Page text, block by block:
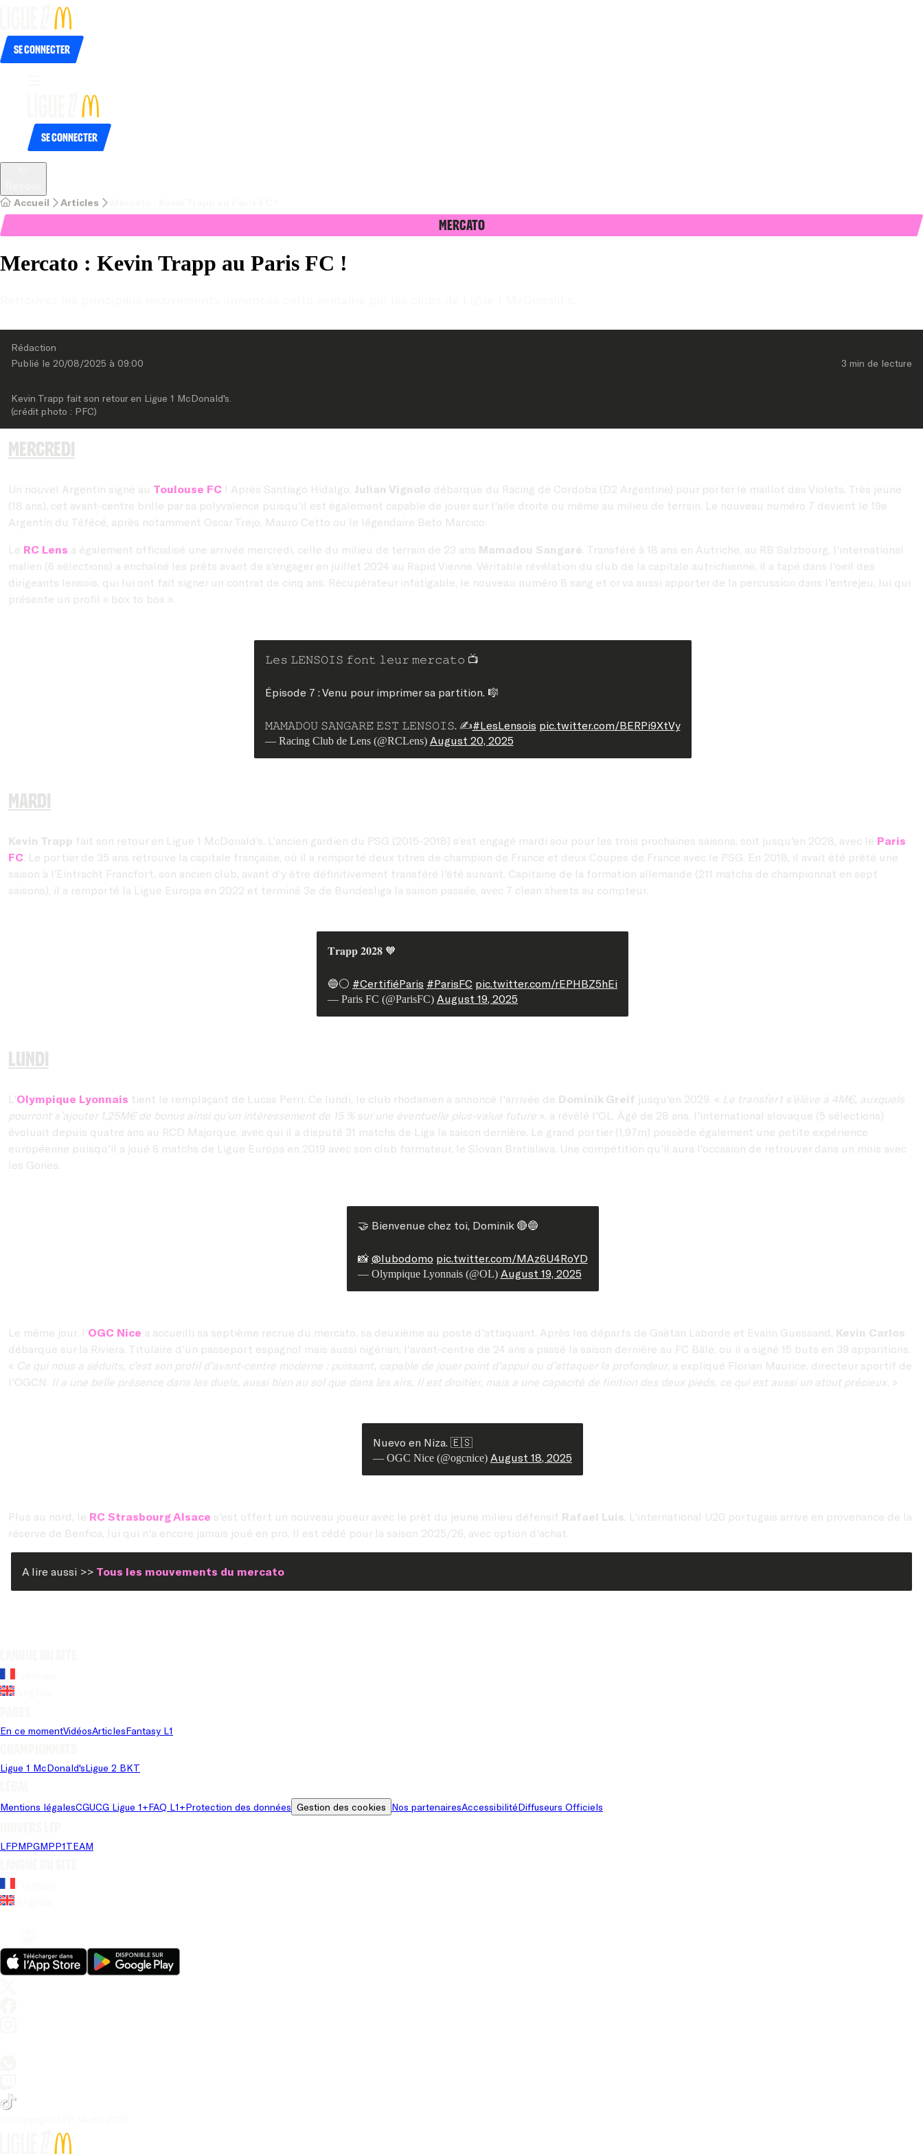
Se connecter
Se connecter
Accueil Articles
Mercato
Mercato : Kevin Trapp au Paris FC !
Rédaction
Publié le 20/08/2025 à 09:00 3 min de lecture
Kevin Trapp fait son retour en Ligue 1 McDonald's.
(crédit photo : PFC)
Mercredi
Un nouvel Argentin signe au Toulouse FC ! Après Santiago Hidalgo, Julian Vignolo débarque du Racing de Cordoba (D2 Argentine) pour porter le maillot des Violets. Très jeune
(18 ans), cet avant-centre brille par sa polyvalence puisqu'il est également capable de jouer sur l'aile droite ou même au milieu de terrain. Le nouveau numéro 7 devient le 19e
Argentin du Téfécé, après notamment Oscar Trejo, Mauro Cetto ou le légendaire Beto Marcico.
Le RC Lens a également officialisé une arrivée mercredi, celle du milieu de terrain de 23 ans Mamadou Sangaré. Transféré à 18 ans en Autriche, au RB Salzbourg, l'international
malien (6 sélections) a enchaîné les prêts avant de s'engager en juillet 2024 au Rapid Vienne. Véritable révélation du club de la capitale autrichienne, il a tapé dans l'oeil des
dirigeants lensois, qui lui ont fait signer un contrat de cinq ans. Récupérateur infatigable, le nouveau numéro 8 sang et or va aussi apporter de la percussion dans l'entrejeu, lui qui
présente un profil « box to box ».
𝙻𝚎𝚜 𝙻𝙴𝙽𝚂𝙾𝙸𝚂 𝚏𝚘𝚗𝚝 𝚕𝚎𝚞𝚛 𝚖𝚎𝚛𝚌𝚊𝚝𝚘 📺
Épisode 7 : Venu pour imprimer sa partition. 🎼
𝙼𝙰𝙼𝙰𝙳𝙾𝚄 𝚂𝙰𝙽𝙶𝙰𝚁𝙴́ 𝙴𝚂𝚃 𝙻𝙴𝙽𝚂𝙾𝙸𝚂. ✍️#LesLensois pic.twitter.com/BERPi9XtVy
— Racing Club de Lens (@RCLens) August 20, 2025
Mardi
Kevin Trapp fait son retour en Ligue 1 McDonald’s. L’ancien gardien du PSG (2015-2018) s’est engagé mardi soir pour les trois prochaines saisons, soit jusqu'en 2028, avec le Paris
FC. Le portier de 35 ans retrouve la capitale française, où il a remporté deux titres de champion de France et deux Coupes de France avec le PSG. En 2018, il avait été prêté une
saison à l’Eintracht Francfort, son ancien club, avant d’y être définitivement transféré l'été suivant. Capitaine de la formation allemande (211 matchs de championnat en sept
saisons), il a remporté la Ligue Europa en 2022 et terminé 3e de Bundesliga la saison passée, avec 7 clean sheets au compteur.
𝐓𝐫𝐚𝐩𝐩 𝟐𝟎𝟐𝟖 🧡
🔵⚪️ #CertifiéParis #ParisFC pic.twitter.com/rEPHBZ5hEi
— Paris FC (@ParisFC) August 19, 2025
Lundi
L'Olympique Lyonnais tient le remplaçant de Lucas Perri. Ce lundi, le club rhodanien a annoncé l'arrivée de Dominik Greif jusqu'en 2029. « Le transfert s’élève à 4M€, auxquels
pourront s’ajouter 1,25M€ de bonus ainsi qu’un intéressement de 15 % sur une éventuelle plus-value future », a révélé l'OL. Âgé de 28 ans, l'international slovaque (5 sélections)
évoluait depuis quatre ans au RCD Majorque, avec qui il a disputé 31 matchs de Liga la saison dernière. Le grand portier (1,97m) possède également une petite expérience
européenne puisqu'il a joué 6 matchs de Ligue Europa en 2019 avec son club formateur, le Slovan Bratislava. Une compétition qu'il aura l'occasion de retrouver dans un mois avec
les Gones.
🤝 Bienvenue chez toi, Dominik 🔴🔵
📸 @lubodomo pic.twitter.com/MAz6U4RoYD
— Olympique Lyonnais (@OL) August 19, 2025
Le même jour, l'OGC Nice a accueilli sa septième recrue du mercato, sa deuxième au poste d'attaquant. Après les départs de Gaëtan Laborde et Evann Guessand, Kevin Carlos
débarque sur la Riviera. Titulaire d'un passeport espagnol mais aussi nigérian, l'avant-centre de 24 ans a passé la saison dernière au FC Bâle, où il a signé 15 buts en 39 apparitions.
« Ce qui nous a séduits, c’est son profil d’avant-centre moderne : puissant, capable de jouer point d’appui ou d’attaquer la profondeur, a expliqué Florian Maurice, directeur sportif de
l'OGCN. Il a une belle présence dans les duels, aussi bien au sol que dans les airs. Il est droitier, mais a une capacité de finition des deux pieds, ce qui est aussi un atout précieux. »
Nuevo en Niza. 🇪🇸
— OGC Nice (@ogcnice) August 18, 2025
Plus au nord, le RC Strasbourg Alsace s'est offert un nouveau joueur avec le prêt du jeune milieu défensif Rafael Luis. L'international U20 portugais arrive en provenance de la
réserve de Benfica, lui qui n'a encore jamais joué en pro. Il est cédé pour la saison 2025/26, avec option d'achat.
A lire aussi >> Tous les mouvements du mercato
En ce momentVidéosArticlesFantasy L1
Ligue 1 McDonald'sLigue 2 BKT
Mentions légalesCGUCG Ligue 1+FAQ L1+Protection des données Gestion des cookies Nos partenairesAccessibilitéDiffuseurs Officiels
LFPMPGMPP1TEAM